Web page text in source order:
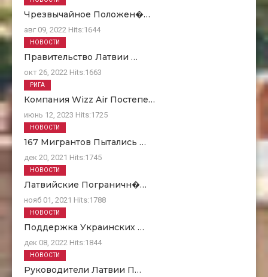
Чрезвычайное Положен�…
авг 09, 2022 Hits:1644
Правительство Латвии …
окт 26, 2022 Hits:1663
НОВОСТИ
Компания Wizz Air Постепе…
июнь 12, 2023 Hits:1725
РИГА
167 Мигрантов Пытались …
дек 20, 2021 Hits:1745
НОВОСТИ
Латвийские Пограничн�…
нояб 01, 2021 Hits:1788
НОВОСТИ
Поддержка Украинских …
дек 08, 2022 Hits:1844
НОВОСТИ
Руководители Латвии П…
НОВОСТИ